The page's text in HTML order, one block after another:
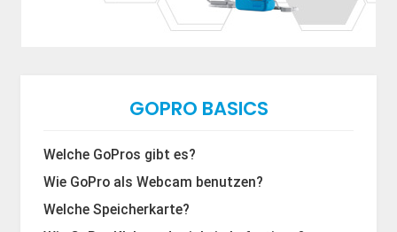
GOPRO BASICS
Welche GoPros gibt es?
Wie GoPro als Webcam benutzen?
Welche Speicherkarte?